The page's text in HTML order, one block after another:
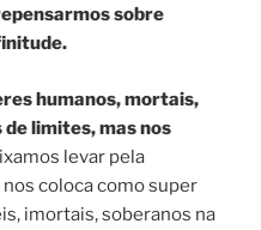
sobre
humanos, mortais,
limites, mas nos
levar pela
coloca como super
imortais, soberanos na